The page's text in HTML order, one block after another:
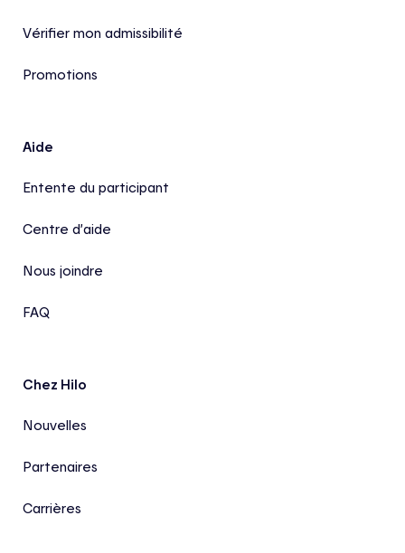
Vérifier mon admissibilité
Promotions
Aide
Entente du participant
Centre d’aide
Nous joindre
FAQ
Chez Hilo
Nouvelles
Partenaires
Carrières